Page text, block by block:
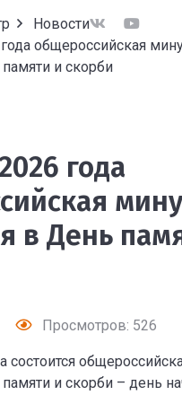
Новости
общероссийская
и скорби
года
в День
Просмотров: 526
состоится
и скорби – день